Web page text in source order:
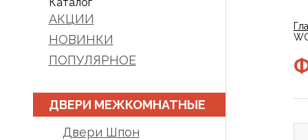
АКЦИИ
НОВИНКИ
ПОПУЛЯРНОЕ
ДВЕРИ МЕЖКОМНАТНЫЕ
Двери Шпон